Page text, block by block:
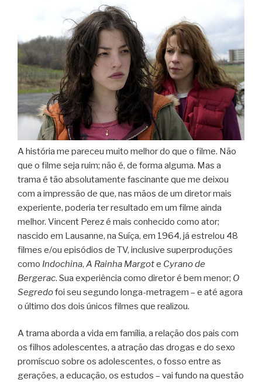
A história me pareceu muito melhor do que o filme. Não
que o filme seja ruim; não é, de forma alguma. Mas a
trama é tão absolutamente fascinante que me deixou
com a impressão de que, nas mãos de um diretor mais
experiente, poderia ter resultado em um filme ainda
melhor. Vincent Perez é mais conhecido como ator;
nascido em Lausanne, na Suíça, em 1964, já estrelou 48
filmes e/ou episódios de TV, inclusive superproduções
como Indochina, A Rainha Margote Cyrano de
Bergerac. Sua experiência como diretor é bem menor; O
Segredofoi seu segundo longa-metragem – e até agora
o último dos dois únicos filmes que realizou.
A trama aborda a vida em família, a relação dos pais com
os filhos adolescentes, a atração das drogas e do sexo
promíscuo sobre os adolescentes, o fosso entre as
gerações, a educação, os estudos – vai fundo na questão